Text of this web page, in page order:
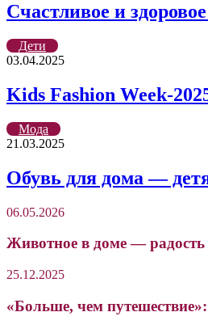
Счастливое и
Дети
03.04.2025
Kids Fashion Week-
Мода
21.03.2025
Обувь для дома —
06.05.2026
Животное в доме — радость
25.12.2025
«Больше, чем